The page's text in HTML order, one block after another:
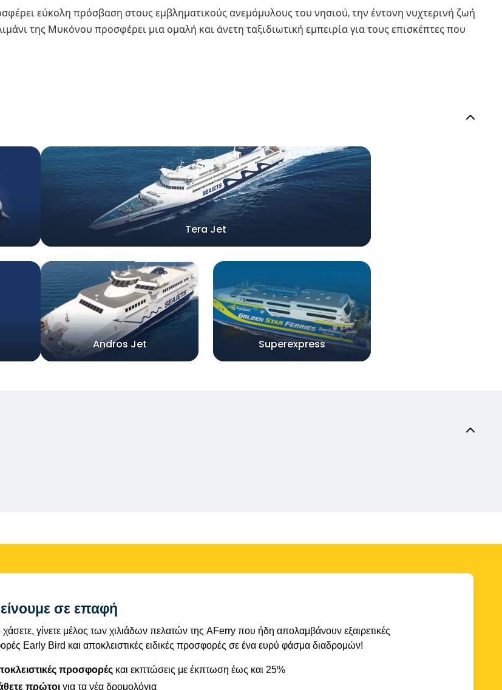
εύκολη πρόσβαση στους εμβληματικούς ανεμόμυλους του νησιού, την έντονη νυχτερινή ζωή
της Μυκόνου προσφέρει μια ομαλή και άνετη ταξιδιωτική εμπειρία για τους επισκέπτες που
Tera Jet
Andros Jet Superexpress
σε επαφή
γίνετε μέλος των χιλιάδων πελατών της AFerry που ήδη απολαμβάνουν εξαιρετικές
Early Bird και αποκλειστικές ειδικές προσφορές σε ένα ευρύ φάσμα διαδρομών!
προσφορές και εκπτώσεις με έκπτωση έως και 25%
πρώτοι για τα νέα δρομολόγια